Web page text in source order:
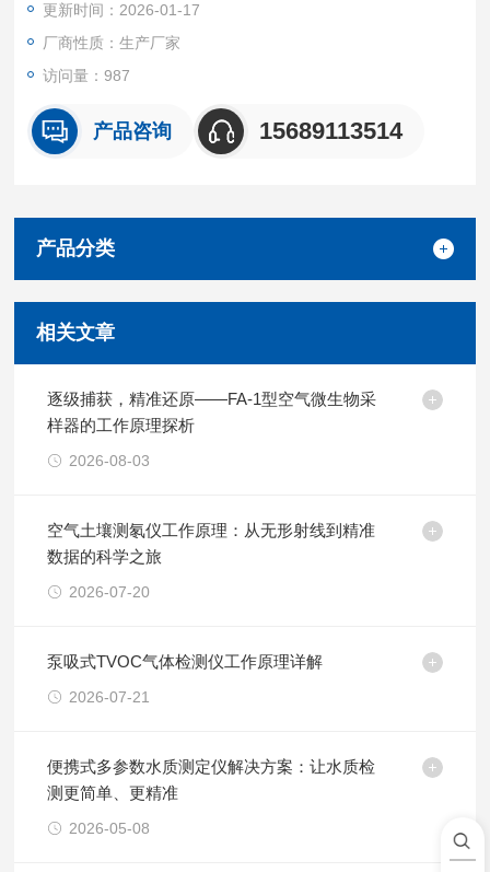
更新时间：2026-01-17
厂商性质：生产厂家
访问量：987
产品咨询 15689113514
产品分类
相关文章
逐级捕获，精准还原——FA-1型空气微生物采
样器的工作原理探析
2026-08-03
空气土壤测氡仪工作原理：从无形射线到精准
数据的科学之旅
2026-07-20
泵吸式TVOC气体检测仪工作原理详解
2026-07-21
便携式多参数水质测定仪解决方案：让水质检
测更简单、更精准
2026-05-08